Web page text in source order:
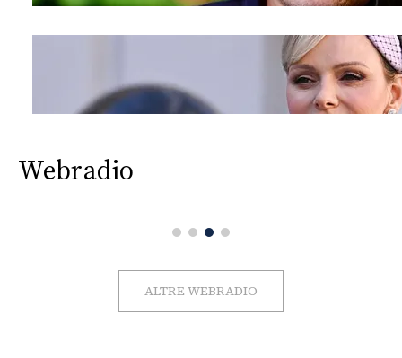
Webradio
ALTRE WEBRADIO